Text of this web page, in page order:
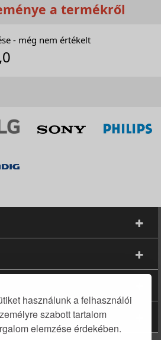
használunk a felhasználói
szabott tartalom
elemzése érdekében.
a termékről
- még nem értékelt